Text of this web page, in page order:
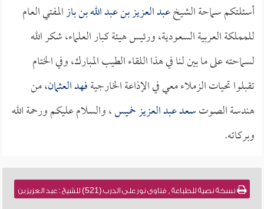
أسئلتكم سماحة الشيخعبد العزيز بن عبد الله بن بازالمفتي العام
للمملكة العربية السعودية، ورئيس هيئة كبار العلماء، شكر الله
لسماحته على ما بين لنا في هذا اللقاء الطيب المبارك، وفي الختام
تقبلوا تحيات الزملاء معي في الإذاعة الخارجيةفهد العثمان، من
هندسة الصوتسعد عبد العزيز خميس، والسلام عليكم ورحمة الله
وبركاته.
نسخة نصية للطباعة , فتاوى نور على الدرب (521) للشيخ : عبد العزيز بن